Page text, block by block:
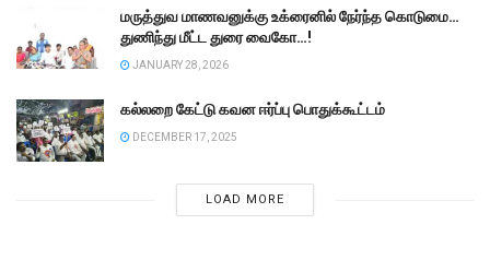
மருத்துவ மாணவனுக்கு உக்ரைனில் நேர்ந்த கொடுமை…
துணிந்து மீட்ட துரை வைகோ…!
JANUARY 28, 2026
கல்லறை கேட்டு கவன ஈர்ப்பு பொதுக்கூட்டம்
DECEMBER 17, 2025
LOAD MORE